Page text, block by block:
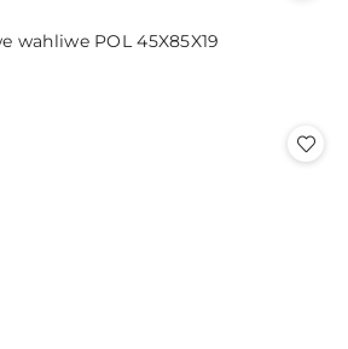
wahliwe POL 45X85X19